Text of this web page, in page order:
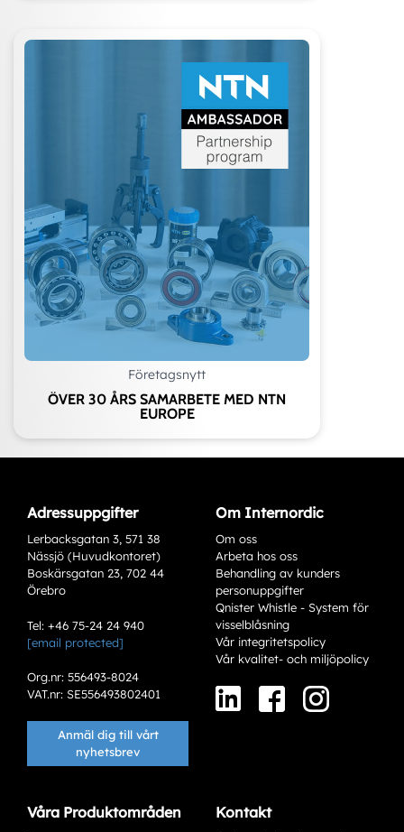
Företagsnytt
ÖVER 30 ÅRS SAMARBETE MED NTN
EUROPE
Adressuppgifter
Lerbacksgatan 3, 571 38
Nässjö (Huvudkontoret)
Boskärsgatan 23, 702 44
Örebro
Tel: +46 75-24 24 940
[email protected]
Org.nr: 556493-8024
VAT.nr: SE556493802401
Anmäl dig till vårt
nyhetsbrev
Om Internordic
Om oss
Arbeta hos oss
Behandling av kunders
personuppgifter
Qnister Whistle - System för
visselblåsning
Vår integritetspolicy
Vår kvalitet- och miljöpolicy
Våra Produktområden Kontakt